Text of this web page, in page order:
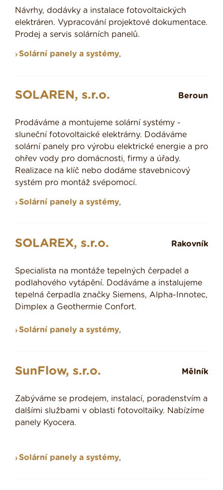
Návrhy, dodávky a instalace fotovoltaických
elektráren. Vypracování projektové dokumentace.
Prodej a servis solárních panelů.
Solární panely a systémy,
SOLAREN, s.r.o. Beroun
Prodáváme a montujeme solární systémy -
sluneční fotovoltaické elektrárny. Dodáváme
solární panely pro výrobu elektrické energie a pro
ohřev vody pro domácnosti, firmy a úřady.
Realizace na klíč nebo dodáme stavebnicový
systém pro montáž svépomocí.
Solární panely a systémy,
SOLAREX, s.r.o. Rakovník
Specialista na montáže tepelných čerpadel a
podlahového vytápění. Dodáváme a instalujeme
tepelná čerpadla značky Siemens, Alpha-Innotec,
Dimplex a Geothermie Confort.
Solární panely a systémy,
SunFlow, s.r.o. Mělník
Zabýváme se prodejem, instalací, poradenstvím a
dalšími službami v oblasti fotovoltaiky. Nabízíme
panely Kyocera.
Solární panely a systémy,